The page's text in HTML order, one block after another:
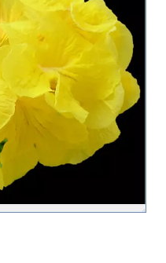
」をクリックする。